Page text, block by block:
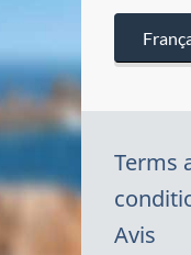
Terms
Avis